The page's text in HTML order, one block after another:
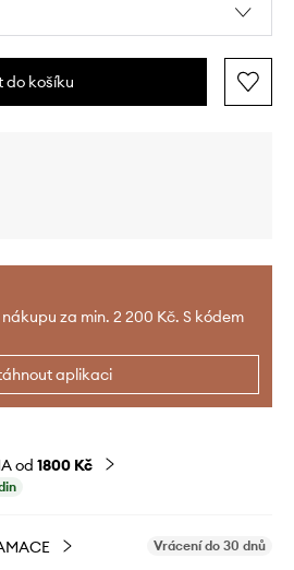
do košíku
za min. 2 200 Kč. S kódem
aplikaci
od 1800 Kč
Vrácení do 30 dnů